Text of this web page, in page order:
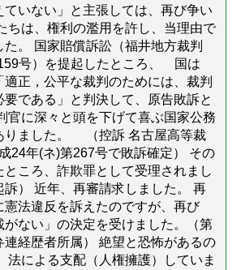
ていない」と主張しては、再び争い
ちは、権利の濫用を許し、当理由で
た。 国家賠償訴訟（福井地方裁判
号）を提起したところ、 国は
適正，公平な裁判のためには、裁判
要である」と判決して、原告敗訴と
に深々と頭を下げて喜ぶ国家公務
りました。 （控訴 名古屋高等裁
24年(ネ)第267号で敗訴確定） その
ころ、詐欺罪として受理されまし
訴） 近年、再審請求しました。 再
憲法違反を訴えたのですが、再び
がない」の決定を受けました。（第
連経歴者所属） 絶望と恐怖があるの
法による支配（人権擁護）していま